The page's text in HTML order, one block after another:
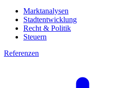
Marktanalysen
Stadtentwicklung
Recht & Politik
Steuern
Referenzen